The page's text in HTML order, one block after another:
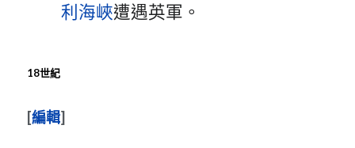
利海峽遭遇英軍。
18世紀
[編輯]